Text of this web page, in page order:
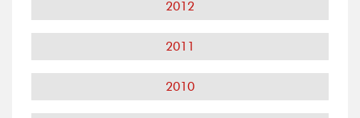
2012
2011
2010